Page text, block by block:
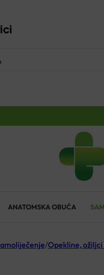
u košarici.
ANATOMSKA OBUĆA
/Opekline, ožiljci